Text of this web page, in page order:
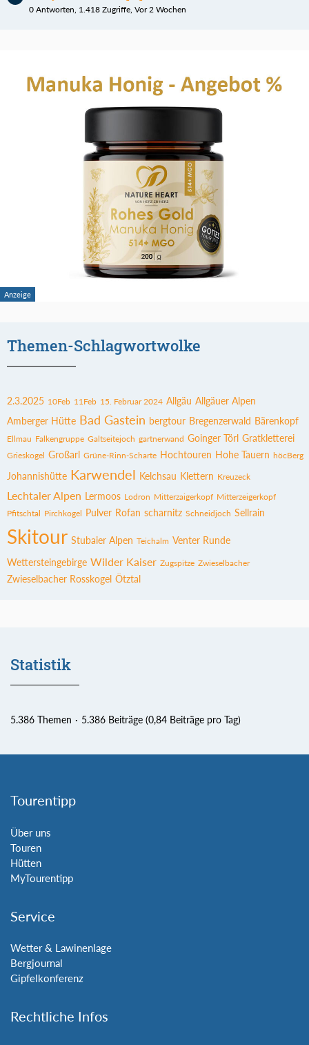
0 Antworten, 1.418 Zugriffe, Vor 2 Wochen
Themen-Schlagwortwolke
2.3.2025 10Feb 11Feb 15. Februar 2024 Allgäu Allgäuer Alpen
Amberger Hütte Bad Gastein bergtour Bregenzerwald Bärenkopf
Ellmau Falkengruppe Galtseitejoch gartnerwand Goinger Törl Gratkletterei
Grieskogel Großarl Grüne-Rinn-Scharte Hochtouren Hohe Tauern höcBerg
Johannishütte Karwendel Kelchsau Klettern Kreuzeck
Lechtaler Alpen Lermoos Lodron Mitterzaigerkopf Mitterzeigerkopf
Pfitschtal Pirchkogel Pulver Rofan scharnitz Schneidjoch Sellrain
Skitour Stubaier Alpen Teichalm Venter Runde
Wettersteingebirge Wilder Kaiser Zugspitze Zwieselbacher
Zwieselbacher Rosskogel Ötztal
Statistik
5.386 Themen 5.386 Beiträge (0,84 Beiträge pro Tag)
Tourentipp
Über uns
Touren
Hütten
MyTourentipp
Service
Wetter & Lawinenlage
Bergjournal
Gipfelkonferenz
Rechtliche Infos